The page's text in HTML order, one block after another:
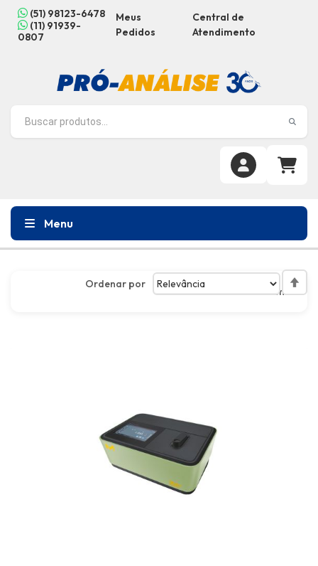
(51) 98123-6478
(11) 91939-
0807
Meus
Pedidos
Central de
Atendimento
Menu
4itens
Ordenar por